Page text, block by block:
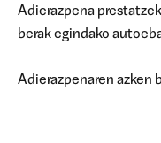
Adierazpena
berak egindako
Adierazpenaren